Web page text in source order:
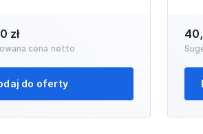
zł
cena netto
do oferty